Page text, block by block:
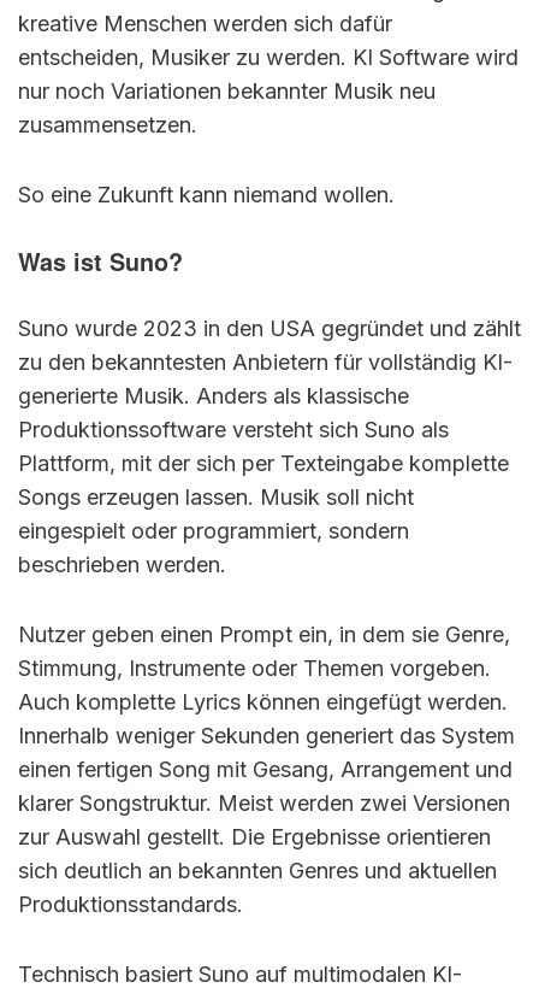
kreative Menschen werden sich dafür
entscheiden, Musiker zu werden. KI Software wird
nur noch Variationen bekannter Musik neu
zusammensetzen.
So eine Zukunft kann niemand wollen.
Was ist Suno?
Suno wurde 2023 in den USA gegründet und zählt
zu den bekanntesten Anbietern für vollständig KI-
generierte Musik. Anders als klassische
Produktionssoftware versteht sich Suno als
Plattform, mit der sich per Texteingabe komplette
Songs erzeugen lassen. Musik soll nicht
eingespielt oder programmiert, sondern
beschrieben werden.
Nutzer geben einen Prompt ein, in dem sie Genre,
Stimmung, Instrumente oder Themen vorgeben.
Auch komplette Lyrics können eingefügt werden.
Innerhalb weniger Sekunden generiert das System
einen fertigen Song mit Gesang, Arrangement und
klarer Songstruktur. Meist werden zwei Versionen
zur Auswahl gestellt. Die Ergebnisse orientieren
sich deutlich an bekannten Genres und aktuellen
Produktionsstandards.
Technisch basiert Suno auf multimodalen KI-